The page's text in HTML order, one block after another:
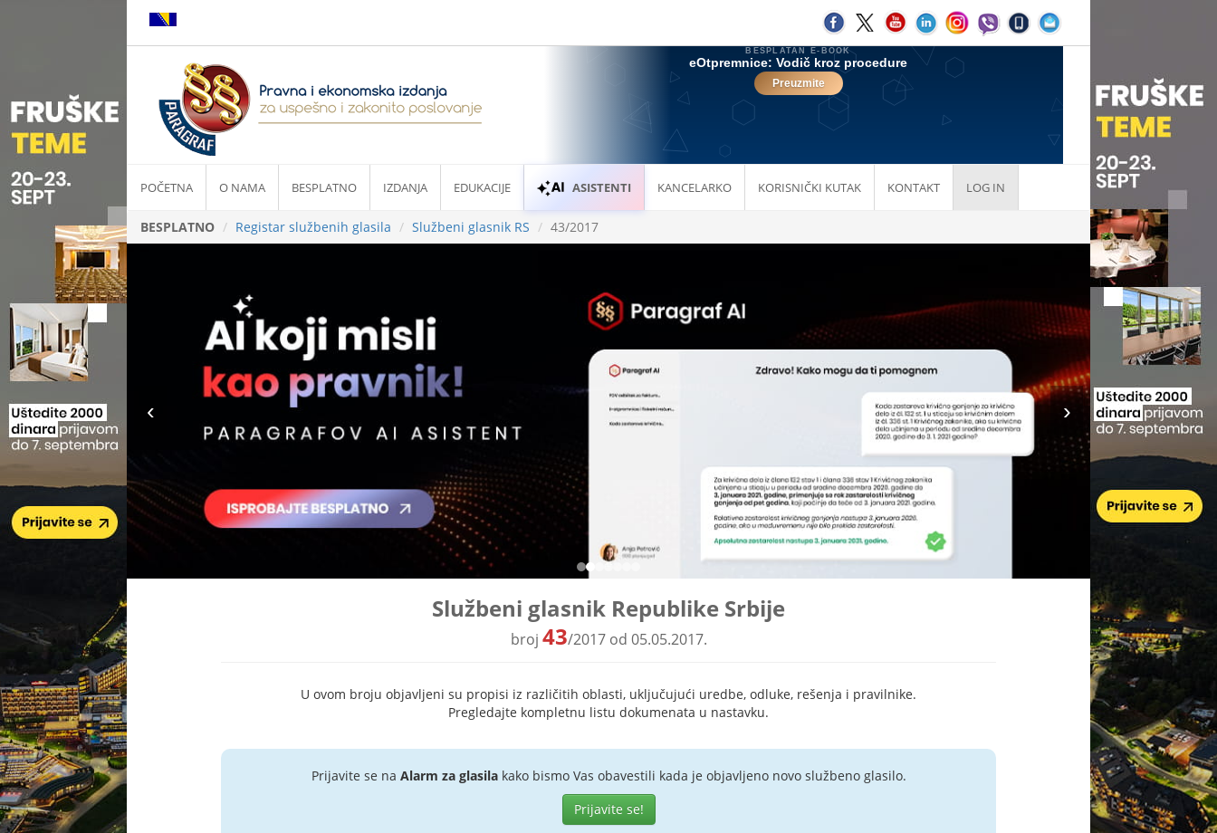
POČETNA O NAMA BESPLATNO IZDANJA EDUKACIJE ASISTENTI KANCELARKO KORISNIČKI KUTAK KONTAKT LOG IN
BESPLATNO Registar službenih glasila Službeni glasnik RS 43/2017
Službeni glasnik Republike Srbije
broj 43/2017 od 05.05.2017.
U ovom broju objavljeni su propisi iz različitih oblasti, uključujući uredbe, odluke, rešenja i pravilnike.
Pregledajte kompletnu listu dokumenata u nastavku.
Prijavite se na Alarm za glasilakako bismo Vas obavestili kada je objavljeno novo službeno glasilo.
Prijavite se!